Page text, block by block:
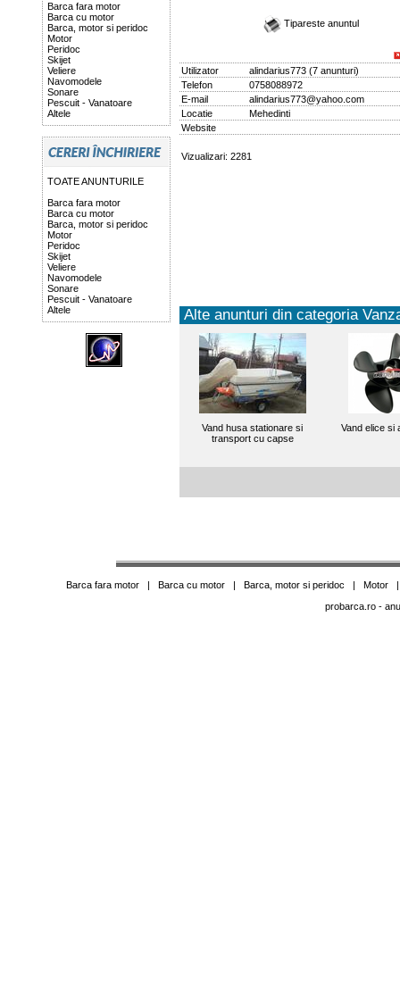
Barca fara motor
Barca cu motor
Barca, motor si peridoc
Motor
Peridoc
Skijet
Veliere
Navomodele
Sonare
Pescuit - Vanatoare
Altele
TOATE ANUNTURILE
Barca fara motor
Barca cu motor
Barca, motor si peridoc
Motor
Peridoc
Skijet
Veliere
Navomodele
Sonare
Pescuit - Vanatoare
Altele
Tipareste anuntul
Utilizator alindarius773(7 anunturi)
Telefon
0758088972
E-mail
alindarius773@yahoo.com
Locatie
Mehedinti
Website
Vizualizari: 2281
Alte anunturi din categoria
Vand husa stationare si
transport cu capse
Vand elice si
Barca fara motor| Barca cu motor| Barca, motor si peridoc | Motor
probarca.ro-